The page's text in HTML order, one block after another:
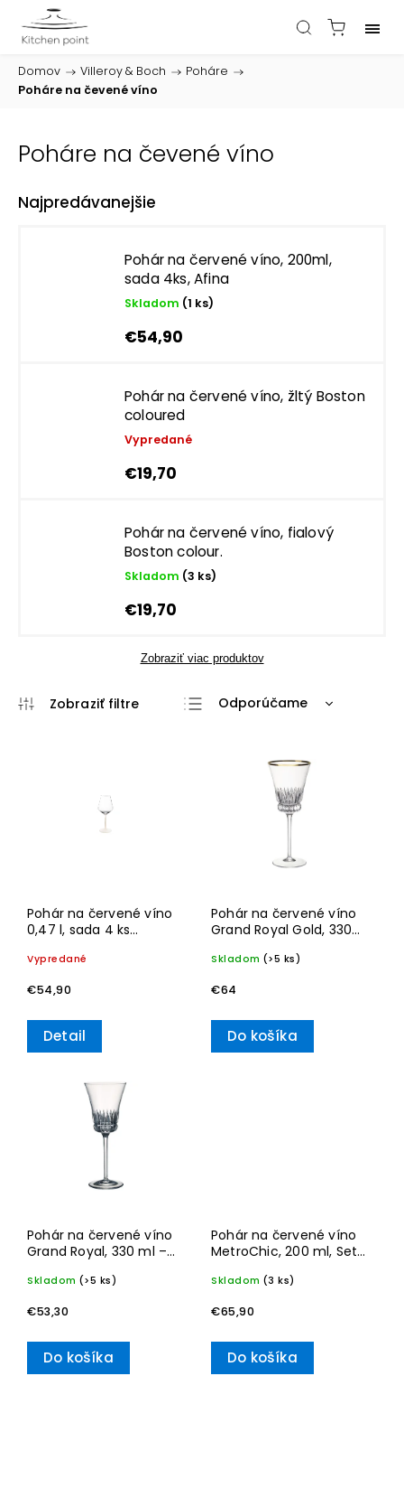
Domov / Villeroy & Boch / Poháre /
Poháre na čevené víno
Poháre na čevené víno
Najpredávanejšie
Pohár na červené víno, 200ml,
sada 4ks, Afina
Skladom (1 ks)
€54,90
Pohár na červené víno, žltý Boston
coloured
Vypredané
€19,70
Pohár na červené víno, fialový
Boston colour.
Skladom (3 ks)
€19,70
Zobraziť viac produktov
Odporúčame
Najdrahšie
Najpredávanejšie
Abecedne
Pohár na červené víno
0,47 l, sada 4 ks
blanc
Vypredané
€54,90
Detail
Pohár na červené víno
Grand Royal Gold, 330
Skladom (>5 ks)
€64
Do košíka
Pohár na červené víno
Grand Royal, 330 ml –
Skladom (>5 ks)
€53,30
Do košíka
Pohár na červené víno
MetroChic, 200 ml, Set
Skladom (3 ks)
€65,90
Do košíka